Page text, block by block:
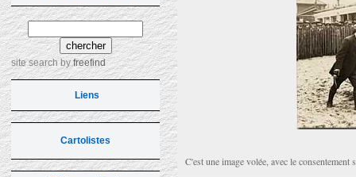
site searchbyfreefind
Liens
Cartolistes
C'est une image volée, avec le